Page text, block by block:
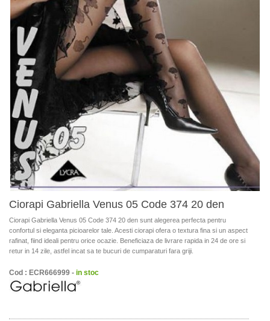
Ciorapi Gabriella Venus 05 Code 374 20 den
Ciorapi Gabriella Venus 05 Code 374 20 den sunt alegerea perfecta pentru
confortul si eleganta picioarelor tale. Acesti ciorapi ofera o textura fina si un aspect
rafinat, fiind ideali pentru orice ocazie. Beneficiaza de livrare rapida in 24 de ore si
retur in 14 zile, astfel incat sa te bucuri de cumparaturi fara griji.
Cod : ECR666999 - in stoc